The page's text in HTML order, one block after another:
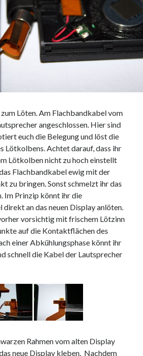
Löten. Am Flachbandkabel vom
angeschlossen. Hier sind
euch die Belegung und löst die
Lötkolbens. Achtet darauf, dass ihr
Lötkolben nicht zu hoch einstellt
Flachbandkabel ewig mit der
zu bringen. Sonst schmelzt ihr das
Im Prinzip könnt ihr die
an das neuen Display anlöten.
vorsichtig mit frischem Lötzinn
auf die Kontaktflächen des
einer Abkühlungsphase könnt ihr
schnell die Kabel der Lautsprecher
Rahmen vom alten Display
neue Display kleben. Nachdem